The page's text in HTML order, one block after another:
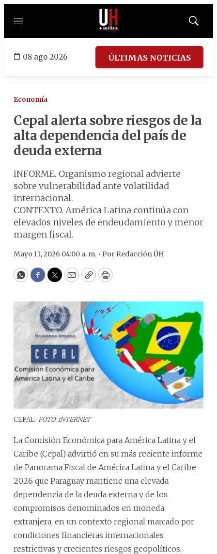
Menú
Mostrar
08 ago 2026 ÚLTIMAS NOTICIAS
Economía
Cepal alerta sobre riesgos de la
alta dependencia del país de
deuda externa
INFORME. Organismo regional advierte
sobre vulnerabilidad ante volatilidad
internacional.
CONTEXTO. América Latina continúa con
elevados niveles de endeudamiento y menor
margen fiscal.
Mayo 11, 2026 04:00 a. m. • Por Redacción ÚH
WhatsApp
Facebook
Twitter
EmailCopyPrint
CEPAL. FOTO: iNTERNET
La Comisión Económica para América Latina y el
Caribe (Cepal) advirtió en su más reciente informe
de Panorama Fiscal de América Latina y el Caribe
2026 que Paraguay mantiene una elevada
dependencia de la deuda externa y de los
compromisos denominados en moneda
extranjera, en un contexto regional marcado por
condiciones financieras internacionales
restrictivas y crecientes riesgos geopolíticos.